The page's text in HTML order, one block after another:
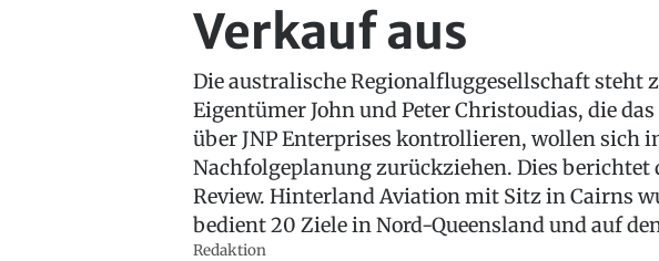
Verkauf aus
Die australische Regionalfluggesellschaft steht
Eigentümer John und Peter Christoudias, die
über JNP Enterprises kontrollieren, wollen sich
Nachfolgeplanung zurückziehen. Dies
Review. Hinterland Aviation mit Sitz in Cairns
bedient 20 Ziele in Nord-Queensland und auf
Redaktion